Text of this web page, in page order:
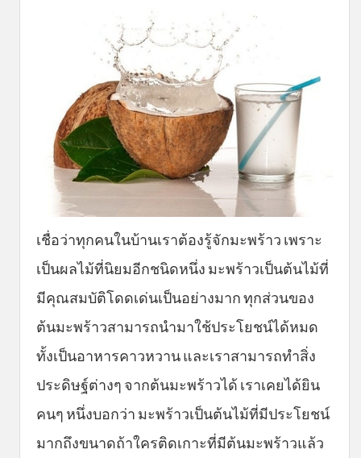
เชื่อว่าทุกคนในบ้านเราต้องรู้จักมะพร้าว เพราะ
เป็นผลไม้ที่นิยมอีกชนิดหนึ่ง มะพร้าวเป็นต้นไม้ที่
มีคุณสมบัติโดดเด่นเป็นอย่างมาก ทุกส่วนของ
ต้นมะพร้าวสามารถนำมาใช้ประโยชน์ได้หมด
ทั้งเป็นอาหารคาวหวาน และเราสามารถทำสิ่ง
ประดิษฐ์ต่างๆ จากต้นมะพร้าวได้ เราเคยได้ยิน
คนๆ หนึ่งบอกว่า มะพร้าวเป็นต้นไม้ที่มีประโยชน์
มากถึงขนาดถ้าใครติดเกาะที่มีต้นมะพร้าวแล้ว